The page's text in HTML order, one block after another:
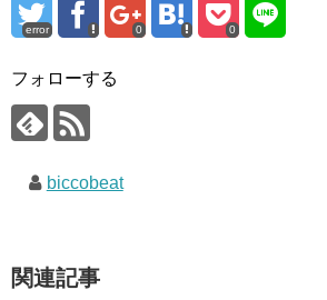
error 0 0
フォローする
biccobeat
関連記事